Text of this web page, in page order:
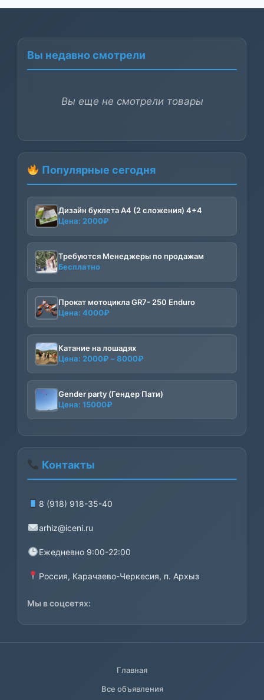
Вы недавно смотрели
Вы еще не смотрели товары
Популярные сегодня
Дизайн буклета А4 (2 сложения) 4+4
Цена: 2000₽
Требуются Менеджеры по продажам
Бесплатно
Прокат мотоцикла GR7- 250 Enduro
Цена: 4000₽
Катание на лошадях
Цена: 2000₽ –8000₽
2000₽
–
Gender party (Гендер Пати)
Цена: 15000₽
Контакты
8 (918) 918-35-40
arhiz@iceni.ru
Ежедневно 9:00-22:00
Россия, Карачаево-Черкесия, п. Архыз
Мы в соцсетях:
Главная
Все объявления